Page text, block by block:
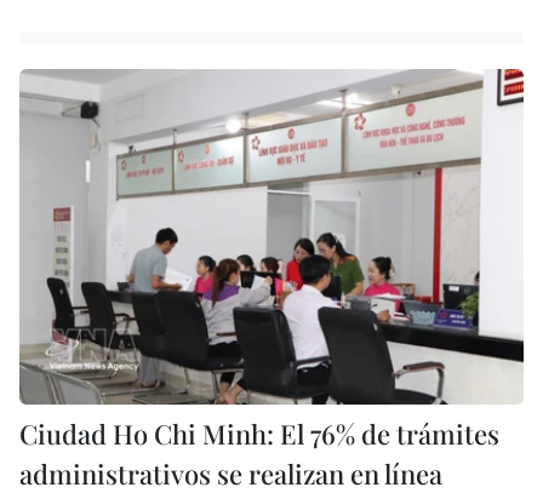
Ciudad Ho Chi Minh: El 76% de trámites
administrativos se realizan en línea